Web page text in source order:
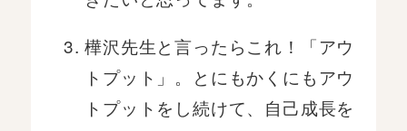
樺沢先生と言ったらこれ！「アウ
トプット」。とにもかくにもアウ
トプットをし続けて、自己成長を